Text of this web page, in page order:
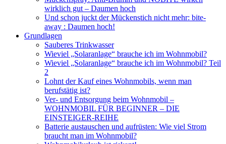
wirklich gut – Daumen hoch
Und schon juckt der Mückenstich nicht mehr: bite-
away : Daumen hoch!
Grundlagen
Sauberes Trinkwasser
Wieviel „Solaranlage“ brauche ich im Wohnmobil?
Wieviel „Solaranlage“ brauche ich im Wohnmobil? Teil
2
Lohnt der Kauf eines Wohnmobils, wenn man
berufstätig ist?
Ver- und Entsorgung beim Wohnmobil –
WOHNMOBIL FÜR BEGINNER – DIE
EINSTEIGER-REIHE
Batterie austauschen und aufrüsten: Wie viel Strom
braucht man im Wohnmobil?